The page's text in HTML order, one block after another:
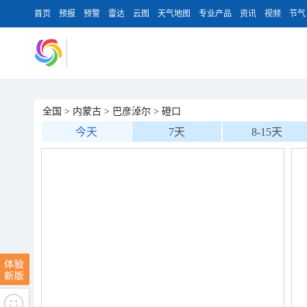
首页 预报 预警 雷达 云图 天气地图 专业产品 资讯 视频 节气
全国 > 内蒙古 > 巴彦淖尔 > 磴口
今天 7天 8-15天